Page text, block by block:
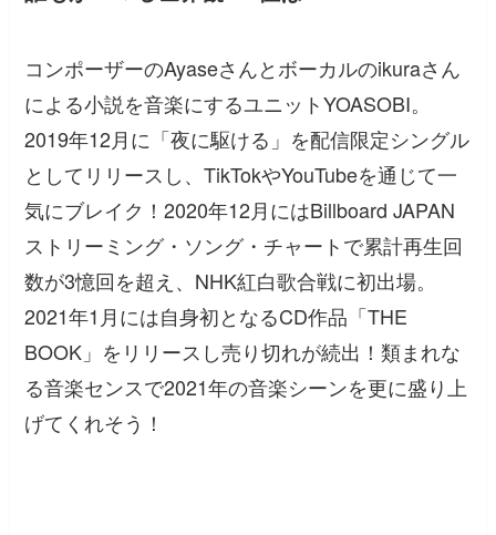
コンポーザーのAyaseさんとボーカルのikuraさん
による小説を音楽にするユニットYOASOBI。
2019年12月に「夜に駆ける」を配信限定シングル
としてリリースし、TikTokやYouTubeを通じて一
気にブレイク！2020年12月にはBillboard JAPAN
ストリーミング・ソング・チャートで累計再生回
数が3憶回を超え、NHK紅白歌合戦に初出場。
2021年1月には自身初となるCD作品「THE
BOOK」をリリースし売り切れが続出！類まれな
る音楽センスで2021年の音楽シーンを更に盛り上
げてくれそう！